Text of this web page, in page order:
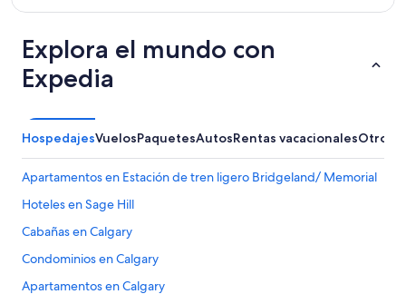
Explora el mundo con
Expedia
HospedajesVuelosPaquetesAutosRentas vacacionalesOtros
Apartamentos en Estación de tren ligero Bridgeland/ Memorial
Hoteles en Sage Hill
Cabañas en Calgary
Condominios en Calgary
Apartamentos en Calgary